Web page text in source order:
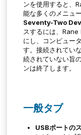
ンを使用すると、
能な多くのメニュ
Seventy-Two
スするには、
にし、コンピュー
す。接続されてい
続されていない旨
ンは終了します。
一般タブ
USBポートの